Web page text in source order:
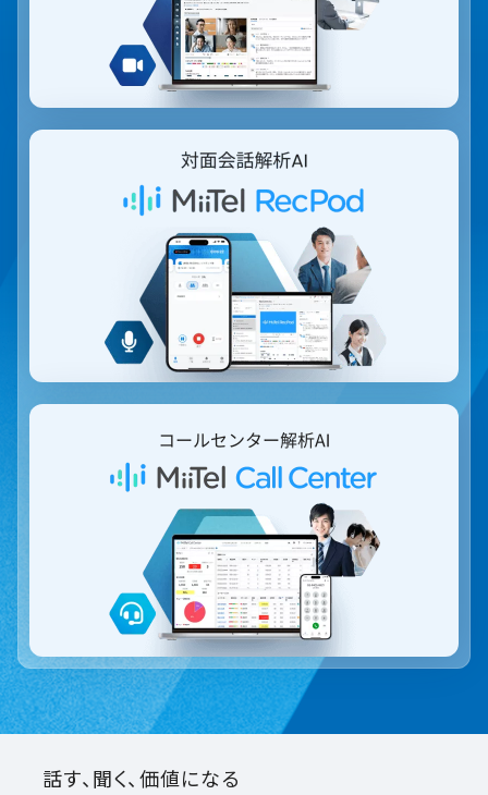
話す、聞く、価値になる